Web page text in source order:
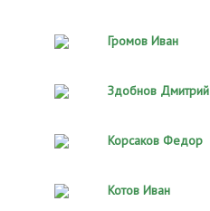
Громов Иван
Здобнов Дмитрий
Корсаков Федор
Котов Иван